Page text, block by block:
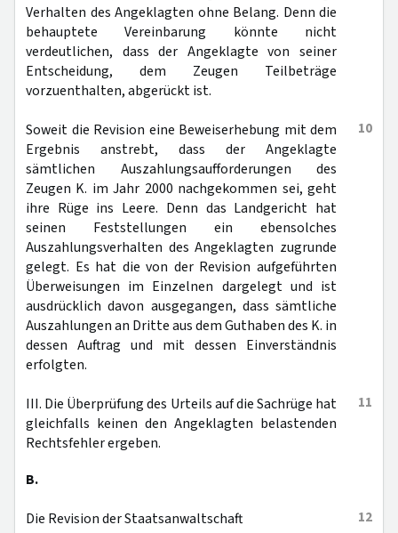
Verhalten des Angeklagten ohne Belang. Denn die
behauptete Vereinbarung könnte nicht
verdeutlichen, dass der Angeklagte von seiner
Entscheidung, dem Zeugen Teilbeträge
vorzuenthalten, abgerückt ist.
10
Soweit die Revision eine Beweiserhebung mit dem
Ergebnis anstrebt, dass der Angeklagte
sämtlichen Auszahlungsaufforderungen des
Zeugen K. im Jahr 2000 nachgekommen sei, geht
ihre Rüge ins Leere. Denn das Landgericht hat
seinen Feststellungen ein ebensolches
Auszahlungsverhalten des Angeklagten zugrunde
gelegt. Es hat die von der Revision aufgeführten
Überweisungen im Einzelnen dargelegt und ist
ausdrücklich davon ausgegangen, dass sämtliche
Auszahlungen an Dritte aus dem Guthaben des K. in
dessen Auftrag und mit dessen Einverständnis
erfolgten.
11
III. Die Überprüfung des Urteils auf die Sachrüge hat
gleichfalls keinen den Angeklagten belastenden
Rechtsfehler ergeben.
B.
12
Die Revision der Staatsanwaltschaft